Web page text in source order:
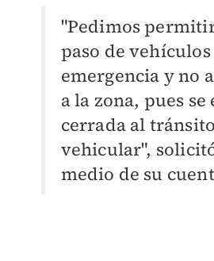
"Pedimos
paso de vehículos
emergencia y no
a la zona, pues
cerrada al tránsito
vehicular",
medio de su